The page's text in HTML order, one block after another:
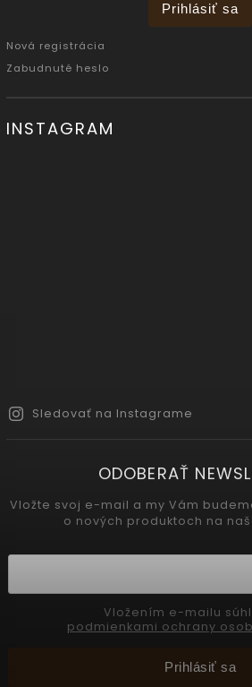
Prihlásiť sa
Nová registrácia
Zabudnuté heslo
INSTAGRAM
Sledovať na Instagrame
ODOBERAŤ
Vložte svoj e-mail a my Vám
o nových produktoch na
podmienkami ochrany
Prihlásiť sa